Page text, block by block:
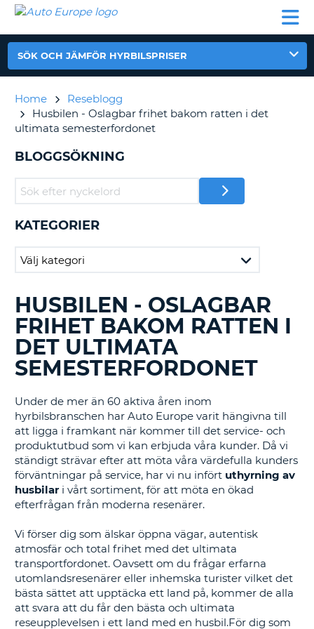
HYRBIL
HYRA
PARTNER
AUTO
EUROPE
HYRBIL
HYRA
HUSBIL
PARTNER
HJÄLP
MIN
MEDLEMSINFORMATION
ADMINISTRERA
SVERIGE
SÖK OCH JÄMFÖR HYRBILSPRISER
Home
Reseblogg
Husbilen - Oslagbar frihet bakom ratten i det
ultimata semesterfordonet
BLOGGSÖKNING
KATEGORIER
SÖKER
BLAND
BLOGGINLÄGGEN.......
HUSBILEN - OSLAGBAR
FRIHET BAKOM RATTEN I
DET ULTIMATA
SEMESTERFORDONET
Under de mer än 60 aktiva åren inom
hyrbilsbranschen har Auto Europe varit hängivna till
att ligga i framkant när kommer till det service- och
produktutbud som vi kan erbjuda våra kunder. Då vi
ständigt strävar efter att möta våra värdefulla kunders
förväntningar på service, har vi nu infört uthyrning av
husbilar i vårt sortiment, för att möta en ökad
efterfrågan från moderna resenärer.
Vi förser dig som älskar öppna vägar, autentisk
atmosfär och total frihet med det ultimata
transportfordonet. Oavsett om du frågar erfarna
utomlandsresenärer eller inhemska turister vilket det
bästa sättet att upptäcka ett land på, kommer de alla
att svara att du får den bästa och ultimata
reseupplevelsen i ett land med en husbil.För dig som